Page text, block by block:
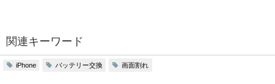
関連キーワード
iPhone バッテリー交換 画面割れ